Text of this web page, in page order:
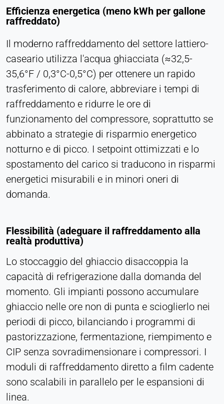
Efficienza energetica (meno kWh per gallone
raffreddato)
Il moderno raffreddamento del settore lattiero-
caseario utilizza l'acqua ghiacciata (≈32,5-
35,6°F / 0,3°C-0,5°C) per ottenere un rapido
trasferimento di calore, abbreviare i tempi di
raffreddamento e ridurre le ore di
funzionamento del compressore, soprattutto se
abbinato a strategie di risparmio energetico
notturno e di picco. I setpoint ottimizzati e lo
spostamento del carico si traducono in risparmi
energetici misurabili e in minori oneri di
domanda.
Flessibilità (adeguare il raffreddamento alla
realtà produttiva)
Lo stoccaggio del ghiaccio disaccoppia la
capacità di refrigerazione dalla domanda del
momento. Gli impianti possono accumulare
ghiaccio nelle ore non di punta e scioglierlo nei
periodi di picco, bilanciando i programmi di
pastorizzazione, fermentazione, riempimento e
CIP senza sovradimensionare i compressori. I
moduli di raffreddamento diretto a film cadente
sono scalabili in parallelo per le espansioni di
linea.
MARKETING
identificare i visitatori legati all'attività
commerciale.
LinkedIn
Name:
bcookie, li_gc, lidc
Provider:
Società LinkedIn
Purpose:
Monitoraggio delle conversioni
Name:
_li_id.#, _li_id.#.expires, _li_ses.#,
_li_ses.#.expires, _li_ses.#.expires,
snowplowOutQueue_#_post2.expires
Provider:
Leadinfo B.V.
Identificazione dell'azienda (B2B)
Cookie duration: